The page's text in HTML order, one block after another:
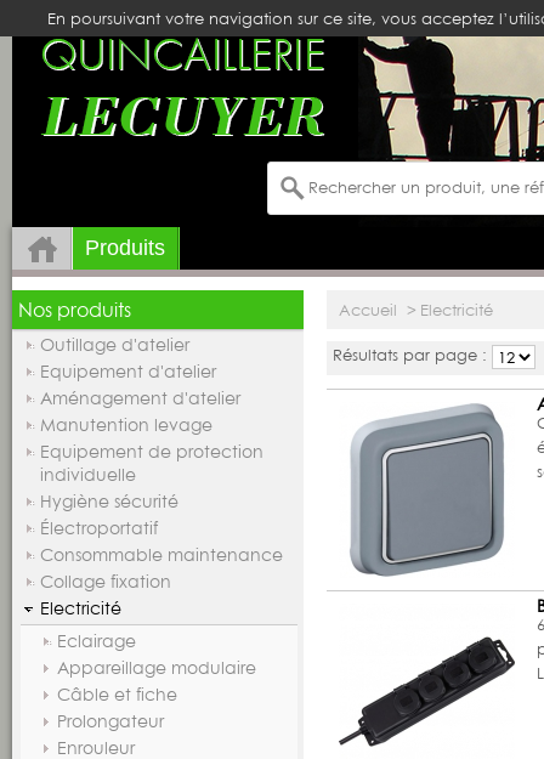
En poursuivant votre navigation sur ce site, vous acceptez
Produits
Accueil > Electricité
Résultats par page :
Nos produits
Outillage d'atelier
Equipement d'atelier
Aménagement d'atelier
Manutention levage
Equipement de protection
individuelle
Hygiène sécurité
Électroportatif
Consommable maintenance
Collage fixation
Electricité
Eclairage
Appareillage modulaire
Câble et fiche
Prolongateur
Enrouleur